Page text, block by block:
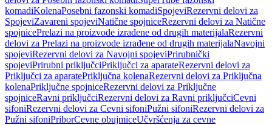
komadiKolenaPosebni fazonski komadiSpojeviRezervni delovi za
SpojeviZavareni spojeviNatične spojniceRezervni delovi za Natične
spojnicePrelazi na proizvode izrađene od drugih materijalaRezervni
delovi za Prelazi na proizvode izrađene od drugih materijalaNavojni
spojeviRezervni delovi za Navojni spojeviPrirubnički
spojeviPrirubni priključciPriključci za aparateRezervni delovi za
Priključci za aparatePriključna kolenaRezervni delovi za Priključna
kolenaPriključne spojniceRezervni delovi za Priključne
spojniceRavni priključciRezervni delovi za Ravni priključciCevni
sifoniRezervni delovi za Cevni sifoniPužni sifoniRezervni delovi za
Pužni sifoniPriborCevne obujmiceUčvršćenja za cevne